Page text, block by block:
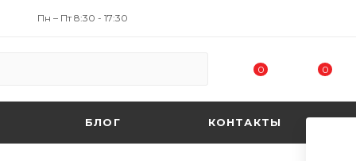
Пн – Пт 8:30 - 17:30
0 0
БЛОГ КОНТАКТЫ